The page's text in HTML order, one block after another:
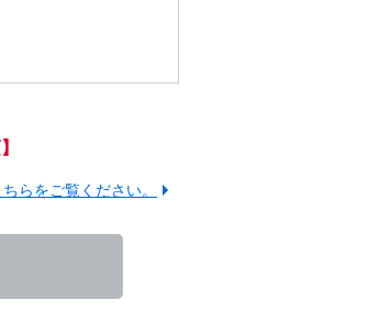
らをご覧ください。